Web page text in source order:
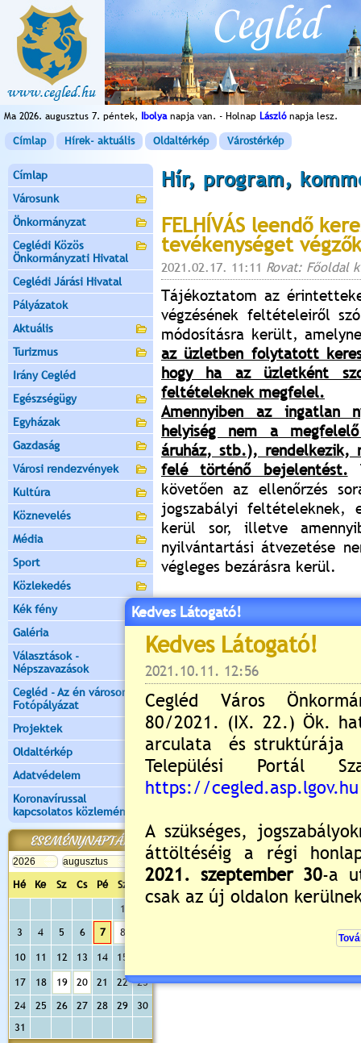
Ma 2026. augusztus 7. péntek, Ibolyanapja van. - Holnap Lászlónapja lesz.
Címlap Hírek- aktuális Oldaltérkép Várostérkép
Címlap
Városunk
Önkormányzat
Ceglédi Közös
Önkormányzati Hivatal
Ceglédi Járási Hivatal
Pályázatok
Aktuális
Turizmus
Irány Cegléd
Egészségügy
Egyházak
Gazdaság
Városi rendezvények
Kultúra
Köznevelés
Média
Sport
Közlekedés
Kék fény
Galéria
Választások -
Népszavazások
Cegléd - Az én városom -
Fotópályázat
Projektek
Oldaltérkép
Adatvédelem
Koronavírussal
kapcsolatos közlemények
ESEMÉNYNAPTÁR
Hé Ke Sz Cs Pé Sz
Va
1
3
4 5 6 7 8
10 11 12 13 14 15
17 18 19 20 21 22
23
24
25 26 27 28 29
30
31
Hír, program,
FELHÍVÁS leendő
tevékenységet
2021.02.17. 11:11 Rovat: Főoldal
Tájékoztatom az
végzésének feltételeiről
módosításra került,
az üzletben folytatott
hogy ha az üzletként
feltételeknek megfelel.
Amennyiben az ingatlan
helyiség nem a
áruház, stb.), rendelkezik,
felé történő bejelentést.
követően az ellenőrzés
jogszabályi feltételeknek,
kerül sor, illetve
nyilvántartási átvezetése
végleges bezárásra kerül.
Kérem, hogy az
rendeltetésmódosításával
Ceglédi Közös
Iroda munkatársainál a
+3653511431
mail címen.
Kérem, fentiekre
Értékelés: 2.64 /11
Még nincsenek hozzászólások
Kérjük jelentkezzen
Kedves Látogató!